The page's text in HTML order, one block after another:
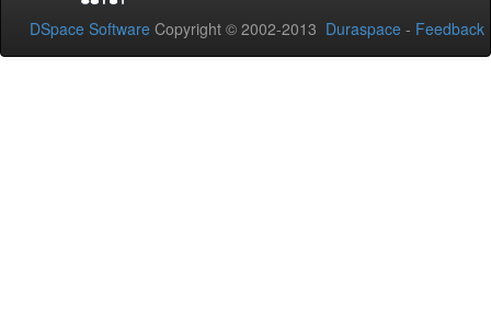
DSpace Software Copyright © 2002-2013 Duraspace - Feedback